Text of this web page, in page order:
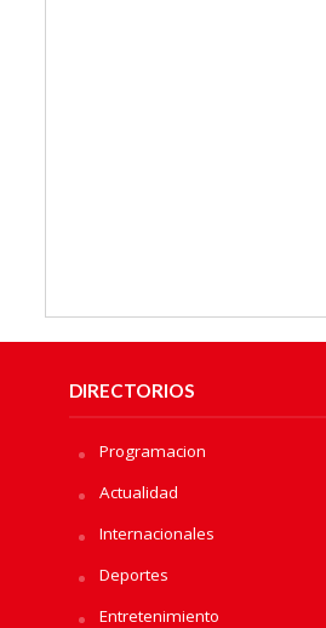
DIRECTORIOS
Programacion
Actualidad
Internacionales
Deportes
Entretenimiento